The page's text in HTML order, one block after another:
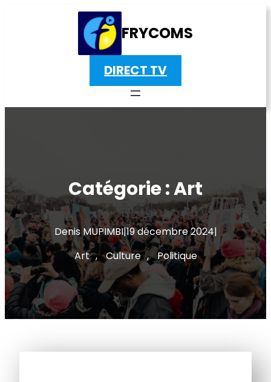
FRYCOMS
DIRECT TV
Catégorie :Art
Denis MUPIMBI|19 décembre 2024|
Art , Culture , Politique